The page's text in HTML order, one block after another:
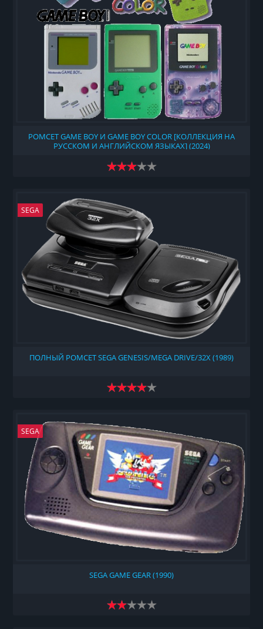
РОМСЕТ GAME BOY И GAME BOY COLOR [КОЛЛЕКЦИЯ НА
РУССКОМ И АНГЛИЙСКОМ ЯЗЫКАХ] (2024)
SEGA
ПОЛНЫЙ РОМСЕТ SEGA GENESIS/MEGA DRIVE/32X (1989)
SEGA
SEGA GAME GEAR (1990)